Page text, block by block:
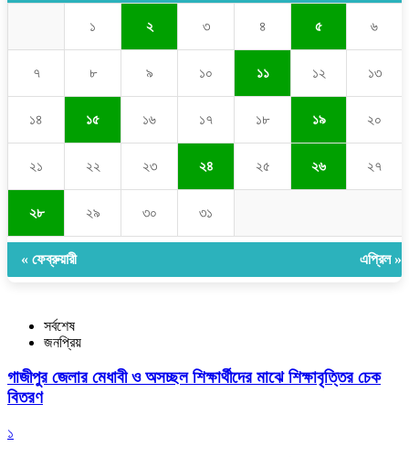
১ ২ ৩ ৪ ৫ ৬
৭ ৮ ৯ ১০ ১১ ১২ ১৩
১৪ ১৫ ১৬ ১৭ ১৮ ১৯ ২০
২১ ২২ ২৩ ২৪ ২৫ ২৬ ২৭
২৮ ২৯ ৩০ ৩১
« ফেব্রুয়ারী এপ্রিল »
সর্বশেষ
জনপ্রিয়
গাজীপুর জেলার মেধাবী ও অসচ্ছল শিক্ষার্থীদের মাঝে শিক্ষাবৃত্তির চেক
বিতরণ
১